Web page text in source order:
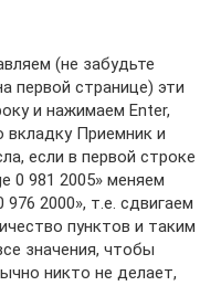
(не забудьте
первой странице) эти
и нажимаем Enter,
вкладку Приемник и
если в первой строке
0 981 2005» меняем
976 2000», т.е. сдвигаем
пунктов и таким
значения, чтобы
никто не делает,